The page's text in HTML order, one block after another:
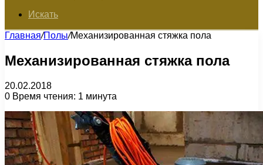
Искать
Главная/Полы/Механизированная стяжка пола
Механизированная стяжка пола
20.02.2018
0 Время чтения: 1 минута